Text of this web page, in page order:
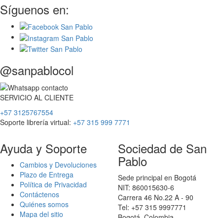
Síguenos en:
@sanpablocol
SERVICIO AL CLIENTE
+57 3125767554
Soporte librería virtual: +57 315 999 7771
Ayuda y Soporte
Cambios y Devoluciones
Plazo de Entrega
Política de Privacidad
Contáctenos
Quiénes somos
Mapa del sitio
Sociedad de San
Pablo
Sede principal en Bogotá
NIT: 860015630-6
Carrera 46 No.22 A - 90
Tel: +57 315 9997771